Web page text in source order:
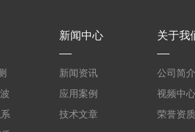
新闻中心
新闻资讯
应用案例
技术文章
关于我
公司简介
视频中心
荣誉资质